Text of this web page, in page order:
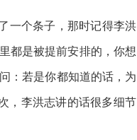
一个条子，那时记得李洪
都是被提前安排的，你想
：若是你都知道的话，为
，李洪志讲的话很多细节